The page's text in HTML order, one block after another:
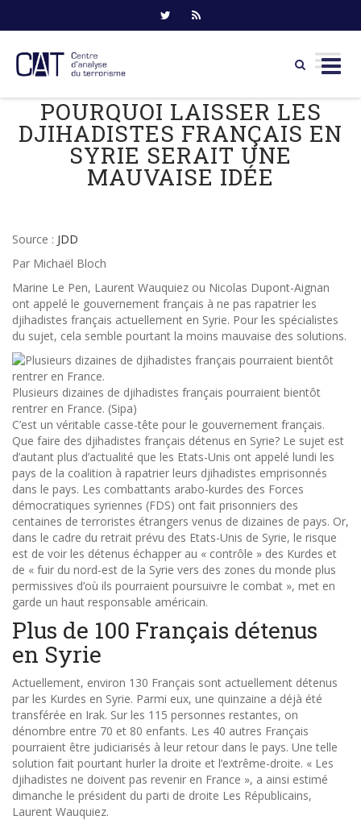
content
POURQUOI LAISSER LES
DJIHADISTES FRANÇAIS EN
SYRIE SERAIT UNE
MAUVAISE IDÉE
Source : JDD
Par Michaël Bloch
Marine Le Pen, Laurent Wauquiez ou Nicolas Dupont-Aignan
ont appelé le gouvernement français à ne pas rapatrier les
djihadistes français actuellement en Syrie. Pour les spécialistes
du sujet, cela semble pourtant la moins mauvaise des solutions.
Plusieurs dizaines de djihadistes français pourraient bientôt
rentrer en France. (Sipa)
C’est un véritable casse-tête pour le gouvernement français.
Que faire des djihadistes français détenus en Syrie? Le sujet est
d’autant plus d’actualité que les Etats-Unis ont appelé lundi les
pays de la coalition à rapatrier leurs djihadistes emprisonnés
dans le pays. Les combattants arabo-kurdes des Forces
démocratiques syriennes (FDS) ont fait prisonniers des
centaines de terroristes étrangers venus de dizaines de pays. Or,
dans le cadre du retrait prévu des Etats-Unis de Syrie, le risque
est de voir les détenus échapper au « contrôle » des Kurdes et
de « fuir du nord-est de la Syrie vers des zones du monde plus
permissives d’où ils pourraient poursuivre le combat », met en
garde un haut responsable américain.
Plus de 100 Français détenus
en Syrie
Actuellement, environ 130 Français sont actuellement détenus
par les Kurdes en Syrie. Parmi eux, une quinzaine a déjà été
transférée en Irak. Sur les 115 personnes restantes, on
dénombre entre 70 et 80 enfants. Les 40 autres Français
pourraient être judiciarisés à leur retour dans le pays. Une telle
solution fait pourtant hurler la droite et l’extrême-droite. « Les
djihadistes ne doivent pas revenir en France », a ainsi estimé
dimanche le président du parti de droite Les Républicains,
Laurent Wauquiez.